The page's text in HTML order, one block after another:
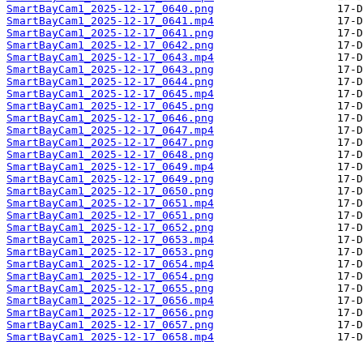
SmartBayCam1_2025-12-17_0640.png
SmartBayCam1_2025-12-17_0641.mp4
SmartBayCam1_2025-12-17_0641.png
SmartBayCam1_2025-12-17_0642.png
SmartBayCam1_2025-12-17_0643.mp4
SmartBayCam1_2025-12-17_0643.png
SmartBayCam1_2025-12-17_0644.png
SmartBayCam1_2025-12-17_0645.mp4
SmartBayCam1_2025-12-17_0645.png
SmartBayCam1_2025-12-17_0646.png
SmartBayCam1_2025-12-17_0647.mp4
SmartBayCam1_2025-12-17_0647.png
SmartBayCam1_2025-12-17_0648.png
SmartBayCam1_2025-12-17_0649.mp4
SmartBayCam1_2025-12-17_0649.png
SmartBayCam1_2025-12-17_0650.png
SmartBayCam1_2025-12-17_0651.mp4
SmartBayCam1_2025-12-17_0651.png
SmartBayCam1_2025-12-17_0652.png
SmartBayCam1_2025-12-17_0653.mp4
SmartBayCam1_2025-12-17_0653.png
SmartBayCam1_2025-12-17_0654.mp4
SmartBayCam1_2025-12-17_0654.png
SmartBayCam1_2025-12-17_0655.png
SmartBayCam1_2025-12-17_0656.mp4
SmartBayCam1_2025-12-17_0656.png
SmartBayCam1_2025-12-17_0657.png
SmartBayCam1_2025-12-17_0658.mp4